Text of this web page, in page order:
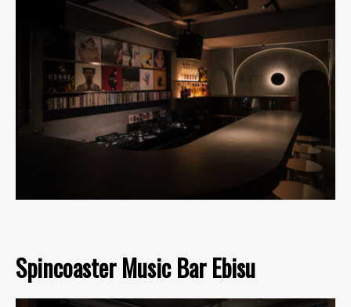
Spincoaster Music Bar Ebisu